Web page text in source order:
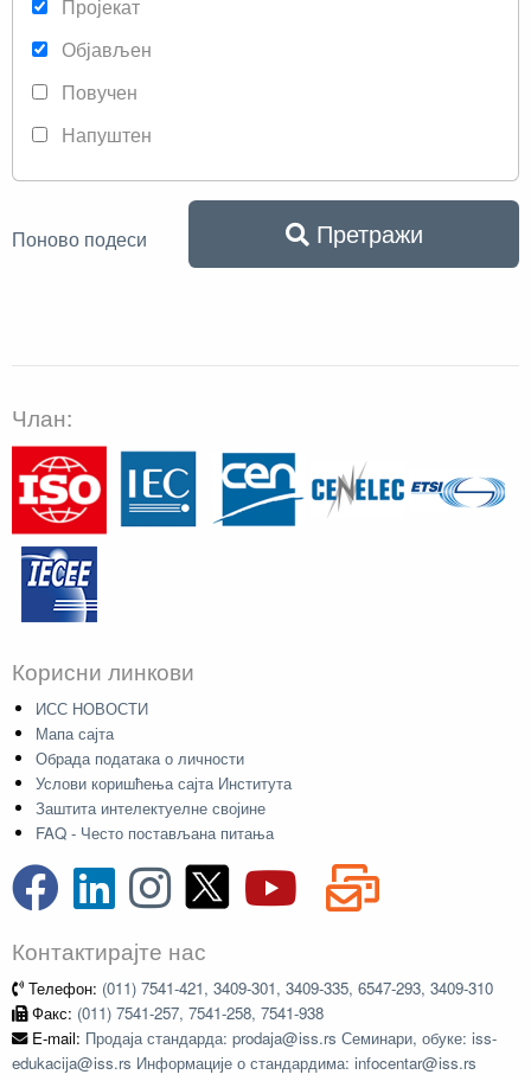
Пројекат
Објављен
Повучен
Напуштен
Поново подеси Претражи
Члан:
Корисни линкови
ИСС НОВОСТИ
Мапа сајта
Обрада података о личности
Услови коришћења сајта Института
Заштита интелектуелне својине
FAQ - Често постављана питања
Контактирајте нас
Телефон: (011) 7541-421, 3409-301, 3409-335, 6547-293, 3409-310
Факс: (011) 7541-257, 7541-258, 7541-938
E-mail: Продаја стандарда: prodaja@iss.rs Семинари, обуке: iss-
edukacija@iss.rs Информације о стандардима: infocentar@iss.rs